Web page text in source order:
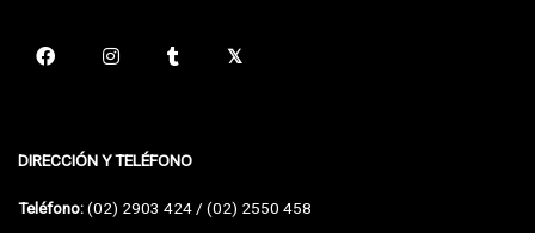
DIRECCIÓN Y TELÉFONO
Teléfono:(02) 2903 424 / (02) 2550 458